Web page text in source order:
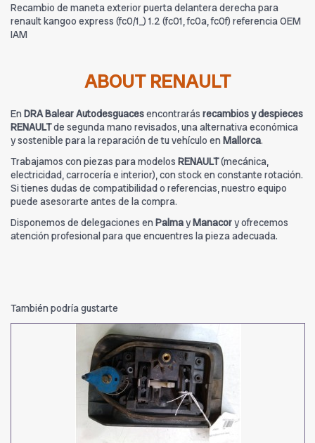
Recambio de maneta exterior puerta delantera derecha para
renault kangoo express (fc0/1_) 1.2 (fc01, fc0a, fc0f) referencia OEM
IAM
ABOUT RENAULT
En DRA Balear Autodesguacesencontrarás recambios y despieces
RENAULTde segunda mano revisados, una alternativa económica
y sostenible para la reparación de tu vehículo en Mallorca.
Trabajamos con piezas para modelos RENAULT(mecánica,
electricidad, carrocería e interior), con stock en constante rotación.
Si tienes dudas de compatibilidad o referencias, nuestro equipo
puede asesorarte antes de la compra.
Disponemos de delegaciones en PalmayManacory ofrecemos
atención profesional para que encuentres la pieza adecuada.
También podría gustarte